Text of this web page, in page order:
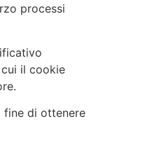
processi
il cookie
fine di ottenere